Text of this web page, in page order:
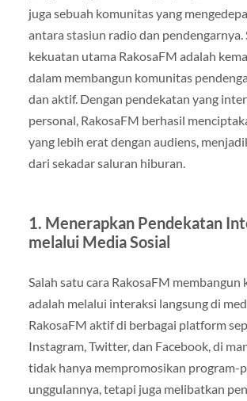
juga sebuah komunitas yang
antara stasiun radio dan pendengarnya.
kekuatan utama RakosaFM adalah
dalam membangun komunitas
dan aktif. Dengan pendekatan yang
personal, RakosaFM berhasil
yang lebih erat dengan audiens,
dari sekadar saluran hiburan.
1. Menerapkan Pendekatan
melalui Media Sosial
Salah satu cara RakosaFM membangun
adalah melalui interaksi langsung di
RakosaFM aktif di berbagai platform
Instagram, Twitter, dan Facebook, di
tidak hanya mempromosikan program-
unggulannya, tetapi juga melibatkan